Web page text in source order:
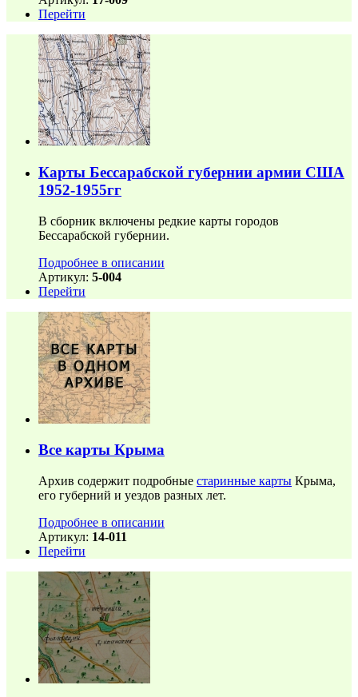
Перейти
Карты Бессарабской губернии армии США
1952-1955гг
В сборник включены редкие карты городов
Бессарабской губернии.
Подробнее в описании
Артикул: 5-004
Перейти
Все карты Крыма
Архив содержит подробные старинные карты Крыма,
его губерний и уездов разных лет.
Подробнее в описании
Артикул: 14-011
Перейти